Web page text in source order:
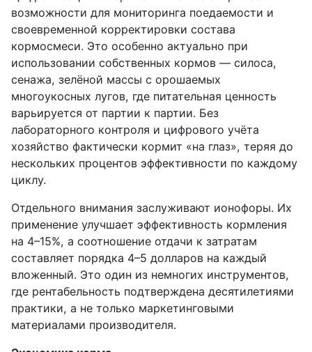
возможности для мониторинга поедаемости и
своевременной корректировки состава
кормосмеси. Это особенно актуально при
использовании собственных кормов — силоса,
сенажа, зелёной массы с орошаемых
многоукосных лугов, где питательная ценность
варьируется от партии к партии. Без
лабораторного контроля и цифрового учёта
хозяйство фактически кормит «на глаз», теряя до
нескольких процентов эффективности по каждому
циклу.
Отдельного внимания заслуживают ионофоры. Их
применение улучшает эффективность кормления
на 4–15%, а соотношение отдачи к затратам
составляет порядка 4–5 долларов на каждый
вложенный. Это один из немногих инструментов,
где рентабельность подтверждена десятилетиями
практики, а не только маркетинговыми
материалами производителя.